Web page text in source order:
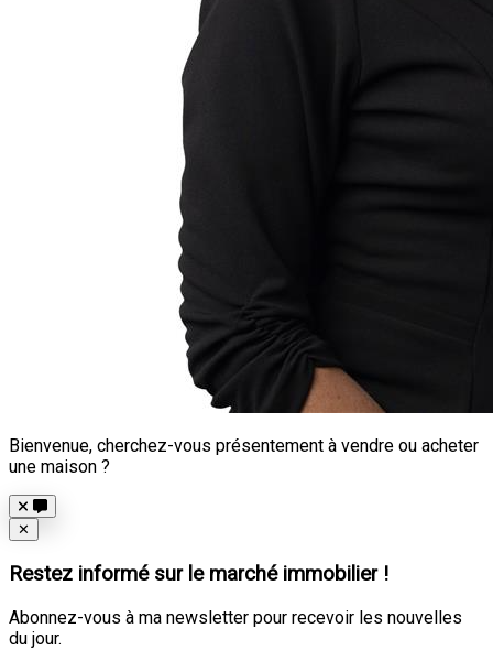
Bienvenue, cherchez-vous présentement à vendre ou acheter
une maison ?
Close
✕
Restez informé sur le marché immobilier !
Abonnez-vous à ma newsletter pour recevoir les nouvelles
du jour.